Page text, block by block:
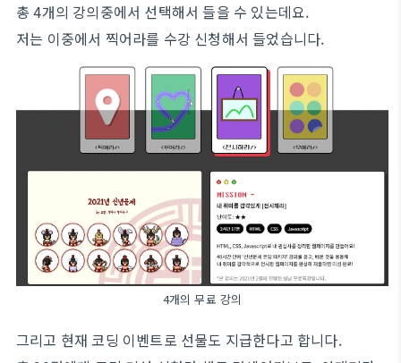
총 4개의 강의중에서 선택해서 들을 수 있는데요.
저는 이중에서 찍어라를 수강 신청해서 들었습니다.
4개의 무료 강의
그리고 현재 코딩 이벤트로 선물도 지급한다고 합니다.